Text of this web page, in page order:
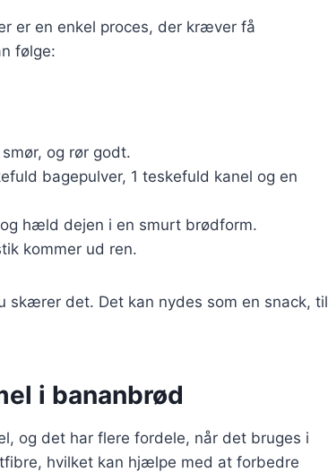
er en enkel proces, der kræver få
følge:
og rør godt.
bagepulver, 1 teskefuld kanel og en
hæld dejen i en smurt brødform.
kommer ud ren.
det. Det kan nydes som en snack, til
i bananbrød
og det har flere fordele, når det bruges i
hvilket kan hjælpe med at forbedre